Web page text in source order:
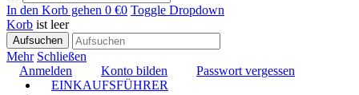
In den Korb gehen 0 €0 Toggle Dropdown
Korb ist leer
Aufsuchen
Mehr Schließen
Anmelden
Konto bilden
Passwort vergessen
EINKAUFSFÜHRER